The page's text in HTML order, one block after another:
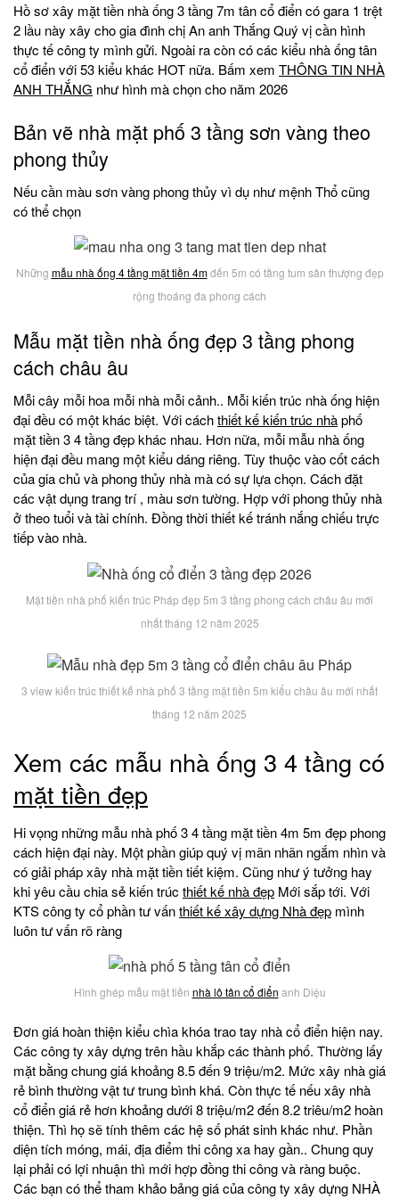
Hồ sơ xây mặt tiền nhà ống 3 tầng 7m tân cổ điển có gara 1 trệt
2 lầu này xây cho gia đình chị An anh Thắng Quý vị cần hình
thực tế công ty mình gửi. Ngoài ra còn có các kiểu nhà ống tân
cổ điển với 53 kiểu khác HOT nữa. Bấm xem THÔNG TIN NHÀ
ANH THẮNG như hình mà chọn cho năm 2026
Bản vẽ nhà mặt phố 3 tầng sơn vàng theo
phong thủy
Nếu cần màu sơn vàng phong thủy vì dụ như mệnh Thổ cũng
có thể chọn
Những mẫu nhà ống 4 tầng mặt tiền 4mđến 5m có tầng tum sân thượng đẹp
rộng thoáng đa phong cách
Mẫu mặt tiền nhà ống đẹp 3 tầng phong
cách châu âu
Mỗi cây mỗi hoa mỗi nhà mỗi cảnh.. Mỗi kiến trúc nhà ống hiện
đại đều có một khác biệt. Với cáchthiết kế kiến trúc nhàphố
mặt tiền 3 4 tầng đẹp khác nhau. Hơn nữa, mỗi mẫu nhà ống
hiện đại đều mang một kiểu dáng riêng. Tùy thuộc vào cốt cách
của gia chủ và phong thủy nhà mà có sự lựa chọn. Cách đặt
các vật dụng trang trí , màu sơn tường. Hợp với phong thủy nhà
ở theo tuổi và tài chính. Đồng thời thiết kế tránh nắng chiếu trực
tiếp vào nhà.
Mặt tiền nhà phố kiến trúc Pháp đẹp 5m 3 tầng phong cách châu âu mới
nhất tháng 12 năm 2025
3 view kiến trúc thiết kế nhà phố 3 tầng mặt tiền 5m kiểu châu âu mới nhất
tháng 12 năm 2025
Xem các mẫu nhà ống 3 4 tầng có
mặt tiền đẹp
Hi vọng những mẫu nhà phố 3 4 tầng mặt tiền 4m 5m đẹp phong
cách hiện đại này. Một phần giúp quý vị mãn nhãn ngắm nhìn và
có giải pháp xây nhà mặt tiền tiết kiệm. Cũng như ý tưởng hay
khi yêu cầu chia sẻ kiến trúc thiết kế nhà đẹp Mới sắp tới. Với
KTS công ty cổ phần tư vấnthiết kế xây dựng Nhà đẹp mình
luôn tư vấn rõ ràng
Hình ghép mẫu mặt tiền nhà lô tân cổ điển anh Diệu
Đơn giá hoàn thiện kiểu chìa khóa trao tay nhà cổ điển hiện nay.
Các công ty xây dựng trên hầu khắp các thành phố. Thường lấy
mặt bằng chung giá khoảng 8.5 đến 9 triệu/m2. Mức xây nhà giá
rẻ bình thường vật tư trung bình khá. Còn thực tế nếu xây nhà
cổ điển giá rẻ hơn khoảng dưới 8 triệu/m2 đến 8.2 triêu/m2 hoàn
thiện. Thì họ sẽ tính thêm các hệ số phát sinh khác như. Phần
diện tích móng, mái, địa điểm thi công xa hay gần.. Chung quy
lại phải có lợi nhuận thì mới hợp đồng thi công và ràng buộc.
Các bạn có thể tham khảo bảng giá của công ty xây dựng NHÀ